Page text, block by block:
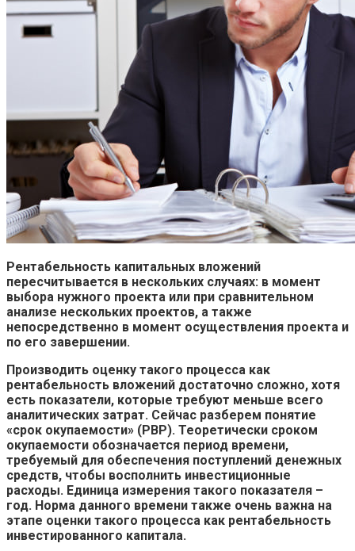
Рентабельность капитальных вложений
пересчитывается в нескольких случаях: в момент
выбора нужного проекта или при сравнительном
анализе нескольких проектов, а также
непосредственно в момент осуществления проекта и
по его завершении.
Производить оценку такого процесса как
рентабельность вложений достаточно сложно, хотя
есть показатели, которые требуют меньше всего
аналитических затрат. Сейчас разберем понятие
«срок окупаемости» (PBP). Теоретически сроком
окупаемости обозначается период времени,
требуемый для обеспечения поступлений денежных
средств, чтобы восполнить инвестиционные
расходы. Единица измерения такого показателя –
год. Норма данного времени также очень важна на
этапе оценки такого процесса как рентабельность
инвестированного капитала.